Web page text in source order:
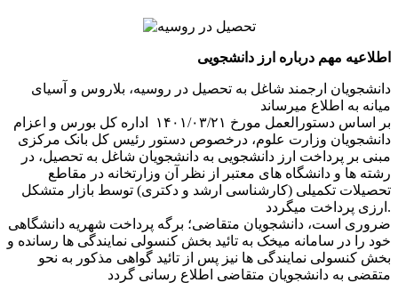
اطلاعیه مهم درباره ارز دانشجویی
میانه به اطلاع میرساند
بر اساس دستورالعمل مورخ ۱۴۰۱/۰۳/۲۱ اداره کل بورس و اعزام
دانشجویان وزارت علوم، درخصوص دستور رئیس کل بانک مرکزی
مبنی بر پرداخت ارز دانشجویی به دانشجویان شاغل به تحصیل، در
رشته ها و دانشگاه های معتبر از نظر آن وزارتخانه در مقاطع
تحصیلات تکمیلی (کارشناسی ارشد و دکتری) توسط بازار متشکل
ارزی پرداخت میگردد.
ضروری است، دانشجویان متقاضی؛ برگه پرداخت شهریه دانشگاهی
خود را در سامانه میخک به تائید بخش کنسولی نمایندگی ها رسانده و
بخش کنسولی نمایندگی ها نیز پس از تائید گواهی مذکور به نحو
متقضی به دانشجویان متقاضی اطلاع رسانی گردد